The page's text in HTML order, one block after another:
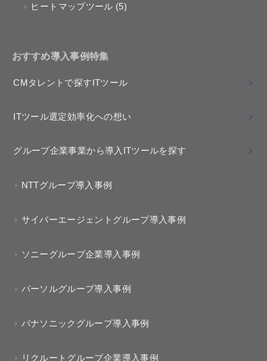
ヒートマップツール (5)
おすすめ導入事例特集
CMタレントで探すITツール
ITツール選定効率化への想い
グループ企業事業から導入ITツールを探す
NTTグループ導入事例
サイバーエージェントグループ導入事例
ソニーグループ企業導入事例
パーソルグループ導入事例
パナソニックグループ導入事例
リクルートグループ企業導入事例